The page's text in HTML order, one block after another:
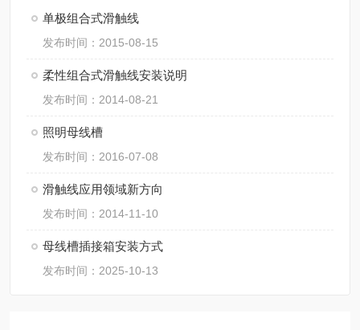
单极组合式滑触线
发布时间：2015-08-15
柔性组合式滑触线安装说明
发布时间：2014-08-21
照明母线槽
发布时间：2016-07-08
滑触线应用领域新方向
发布时间：2014-11-10
母线槽插接箱安装方式
发布时间：2025-10-13